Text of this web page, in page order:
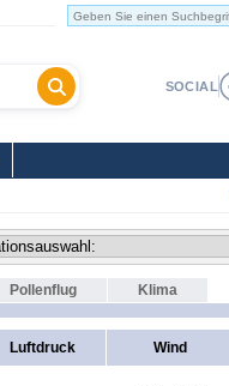
SOCIAL
Pollenflug Klima
Luftdruck Wind